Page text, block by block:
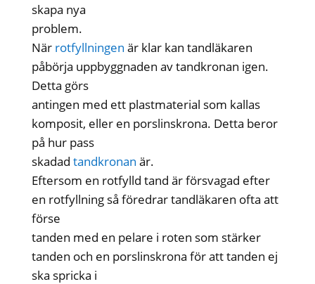
skapa nya
problem.
När rotfyllningen är klar kan tandläkaren
påbörja uppbyggnaden av tandkronan igen.
Detta görs
antingen med ett plastmaterial som kallas
komposit, eller en porslinskrona. Detta beror
på hur pass
skadad tandkronan är.
Eftersom en rotfylld tand är försvagad efter
en rotfyllning så föredrar tandläkaren ofta att
förse
tanden med en pelare i roten som stärker
tanden och en porslinskrona för att tanden ej
ska spricka i